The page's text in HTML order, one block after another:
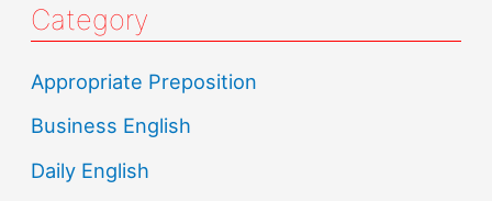
Category
Appropriate Preposition
Business English
Daily English